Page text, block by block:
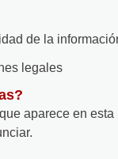
de la
legales
aparece en